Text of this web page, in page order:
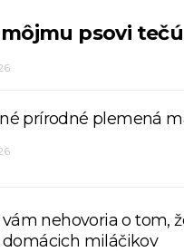
psovi
prírodné plemená
nehovoria o tom,
miláčikov